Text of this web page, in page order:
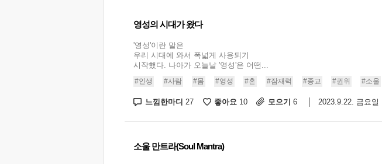
영성의 시대가 왔다
'영성'이란 말은
우리 시대에 와서 폭넓게 사용되기
시작했다. 나아가 오늘날 '영성'은 어떤...
#인생 #사람 #몸 #영성 #혼 #잠재력 #종교 #권위 #소울
느낌한마디 27 좋아요 10 모으기 6 2023.9.22. 금요일
소울 만트라(Soul Mantra)